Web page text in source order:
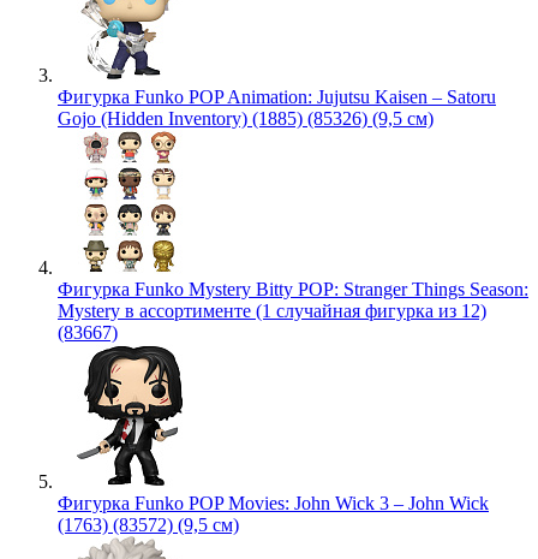
Фигурка Funko POP Animation: Jujutsu Kaisen – Satoru
Gojo (Hidden Inventory) (1885) (85326) (9,5 см)
Фигурка Funko Mystery Bitty POP: Stranger Things Season:
Mystery в ассортименте (1 случайная фигурка из 12)
(83667)
Фигурка Funko POP Movies: John Wick 3 – John Wick
(1763) (83572) (9,5 см)